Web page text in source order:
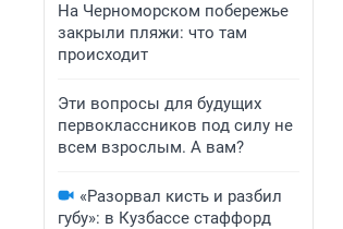
На Черноморском побережье
закрыли пляжи: что там
происходит
Эти вопросы для будущих
первоклассников под силу не
всем взрослым. А вам?
«Разорвал кисть и разбил
губу»: в Кузбассе стаффорд